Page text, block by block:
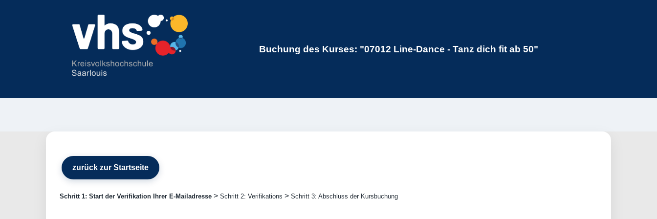
Buchung des Kurses: "07012 Line-Dance - Tanz dich fit ab 50"
zurück zur Startseite
Schritt 1: Start der Verifikation Ihrer E-Mailadresse > Schritt 2: Verifikations > Schritt 3: Abschluss der Kursbuchung